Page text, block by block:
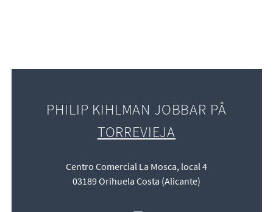
PHILIP KIHLMAN JOBBAR PÅ
TORREVIEJA
Centro Comercial La Mosca, local 4
03189 Orihuela Costa (Alicante)